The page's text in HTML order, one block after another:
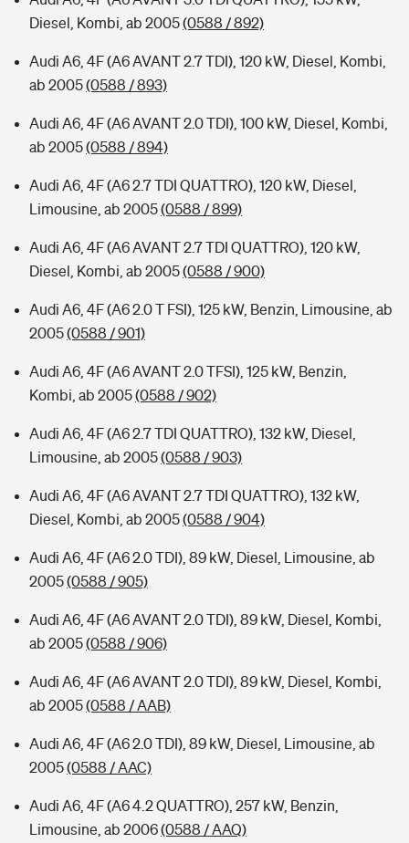
Diesel, Kombi, ab 2005(0588 / 892)
Audi A6, 4F (A6 AVANT 2.7 TDI), 120 kW, Diesel, Kombi,
ab 2005(0588 / 893)
Audi A6, 4F (A6 AVANT 2.0 TDI), 100 kW, Diesel, Kombi,
ab 2005(0588 / 894)
Audi A6, 4F (A6 2.7 TDI QUATTRO), 120 kW, Diesel,
Limousine, ab 2005(0588 / 899)
Audi A6, 4F (A6 AVANT 2.7 TDI QUATTRO), 120 kW,
Diesel, Kombi, ab 2005(0588 / 900)
Audi A6, 4F (A6 2.0 T FSI), 125 kW, Benzin, Limousine, ab
2005(0588 / 901)
Audi A6, 4F (A6 AVANT 2.0 TFSI), 125 kW, Benzin,
Kombi, ab 2005(0588 / 902)
Audi A6, 4F (A6 2.7 TDI QUATTRO), 132 kW, Diesel,
Limousine, ab 2005(0588 / 903)
Audi A6, 4F (A6 AVANT 2.7 TDI QUATTRO), 132 kW,
Diesel, Kombi, ab 2005(0588 / 904)
Audi A6, 4F (A6 2.0 TDI), 89 kW, Diesel, Limousine, ab
2005(0588 / 905)
Audi A6, 4F (A6 AVANT 2.0 TDI), 89 kW, Diesel, Kombi,
ab 2005(0588 / 906)
Audi A6, 4F (A6 AVANT 2.0 TDI), 89 kW, Diesel, Kombi,
ab 2005(0588 / AAB)
Audi A6, 4F (A6 2.0 TDI), 89 kW, Diesel, Limousine, ab
2005(0588 / AAC)
Audi A6, 4F (A6 4.2 QUATTRO), 257 kW, Benzin,
Limousine, ab 2006(0588 / AAQ)